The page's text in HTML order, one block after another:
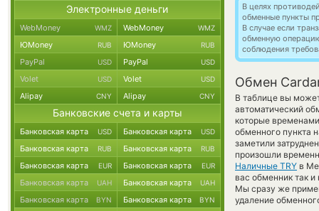
В целях
обменные пункты
В случае если
обменную
соблюдения
Обмен
В таблице вы
автоматический
которые
обменного пункта
заметили
произошли
Наличные TRY в
вас обменник так
Мы сразу же
удаление
Электронные деньги
WebMoney WMZ WebMoney WMZ
ЮMoney RUB ЮMoney RUB
PayPal USD PayPal USD
Volet USD Volet USD
Alipay CNY Alipay CNY
Банковские счета и карты
Банковская карта USD Банковская карта USD
Банковская карта RUB Банковская карта RUB
Банковская карта EUR Банковская карта EUR
Банковская карта UAH Банковская карта UAH
Банковская карта BYN Банковская карта BYN